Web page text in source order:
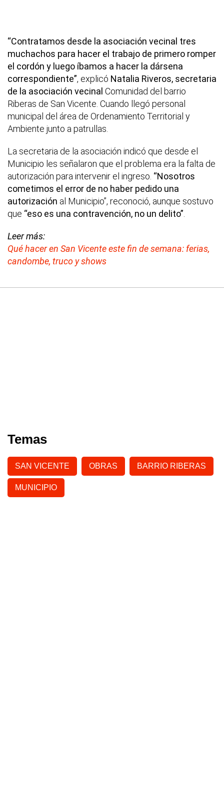
“Contratamos desde la asociación vecinal tres
muchachos para hacer el trabajo de primero romper
el cordón y luego íbamos a hacer la dársena
correspondiente”, explicó Natalia Riveros, secretaria
de la asociación vecinal Comunidad del barrio
Riberas de San Vicente. Cuando llegó personal
municipal del área de Ordenamiento Territorial y
Ambiente junto a patrullas.
La secretaria de la asociación indicó que desde el
Municipio les señalaron que el problema era la falta de
autorización para intervenir el ingreso. “Nosotros
cometimos el error de no haber pedido una
autorización al Municipio”, reconoció, aunque sostuvo
que “eso es una contravención, no un delito”.
Leer más:
Qué hacer en San Vicente este fin de semana: ferias,
candombe, truco y shows
Temas
SAN VICENTE OBRAS BARRIO RIBERAS
MUNICIPIO